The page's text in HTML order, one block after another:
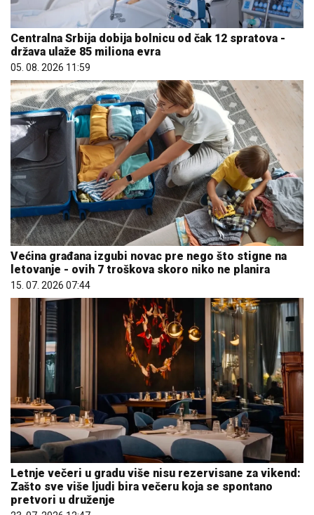
Centralna Srbija dobija bolnicu od čak 12 spratova -
država ulaže 85 miliona evra
05. 08. 2026 11:59
Većina građana izgubi novac pre nego što stigne na
letovanje - ovih 7 troškova skoro niko ne planira
15. 07. 2026 07:44
Letnje večeri u gradu više nisu rezervisane za vikend:
Zašto sve više ljudi bira večeru koja se spontano
pretvori u druženje